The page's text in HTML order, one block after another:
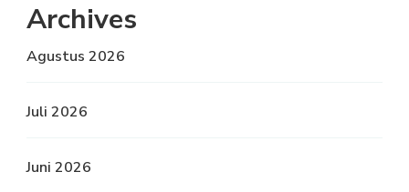
Archives
Agustus 2026
Juli 2026
Juni 2026